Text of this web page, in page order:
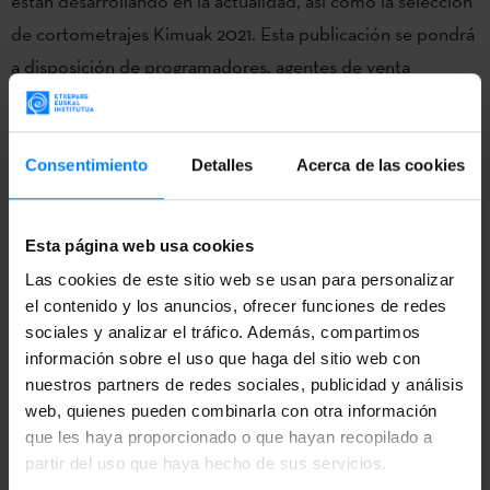
Consentimiento Detalles Acerca de las cookies
Esta página web usa cookies
Las cookies de este sitio web se usan para personalizar
el contenido y los anuncios, ofrecer funciones de redes
sociales y analizar el tráfico. Además, compartimos
información sobre el uso que haga del sitio web con
nuestros partners de redes sociales, publicidad y análisis
web, quienes pueden combinarla con otra información
que les haya proporcionado o que hayan recopilado a
partir del uso que haya hecho de sus servicios.
de cortometrajes Kimuak 2021. Esta publicación se pondrá
a disposición de programadores, agentes de venta
internacionales, plataformas y otros agentes esenciales
para el engranaje industrial.
películas que pretenden agitar y sacudir conciencias, así
como desafiar a la audiencia en sus hábitos de
visualización y en su pensamiento, tendrá lugar el estreno
mundial del film ‘Cinco lobitos’, de la cineasta vizcaína
Alauda Ruiz de Azúa. Se trata de un film producido por
Sayaka Producciones, Encanta Films, Buena Pinta Media y